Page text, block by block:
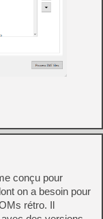
conçu pour
on a besoin pour
rétro. Il